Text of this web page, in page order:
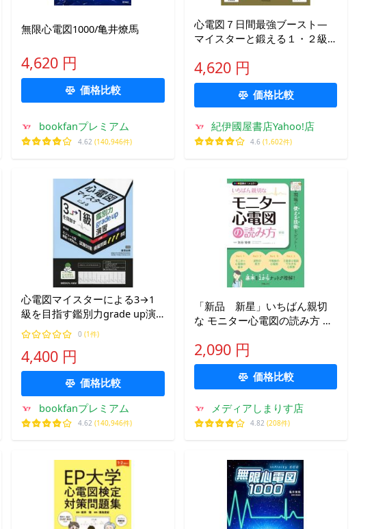
無限心電図1000/亀井燎馬
4,620 円
価格比較
bookfanプレミアム
4.62 (140,946件)
心電図７日間最強ブースト―
マイスターと鍛える１・２級
4,620 円
価格比較
紀伊國屋書店Yahoo!店
4.6 (1,602件)
心電図マイスターによる3→1
級を目指す鑑別力grade up演
習 モジュール型解説で死角な
し試験対策模擬問題111問/藤澤
友輝
0 (1件)
4,400 円
価格比較
bookfanプレミアム
4.62 (140,946件)
「新品 新星」いちばん親切
な モニター心電図の読み方 新
2,090 円
価格比較
メディアしまりす店
4.82 (208件)